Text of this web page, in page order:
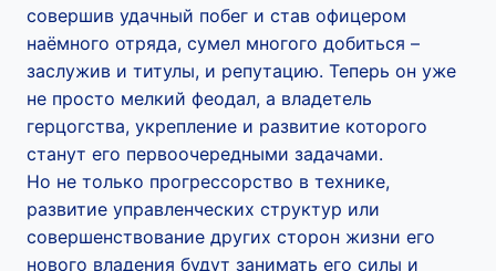
совершив удачный побег и став офицером
наёмного отряда, сумел многого добиться –
заслужив и титулы, и репутацию. Теперь он уже
не просто мелкий феодал, а владетель
герцогства, укрепление и развитие которого
станут его первоочередными задачами.
Но не только прогрессорство в технике,
развитие управленческих структур или
совершенствование других сторон жизни его
нового владения будут занимать его силы и